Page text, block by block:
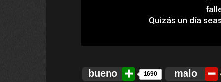
bueno 1690 malo